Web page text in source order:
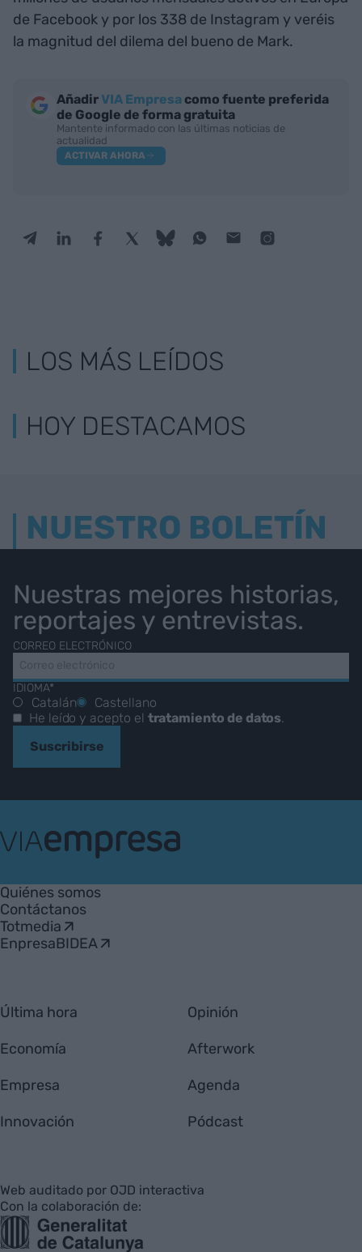
de Facebook y por los 338 de Instagram y veréis
la magnitud del dilema del bueno de Mark.
AñadirVIA Empresa como fuente preferida
de Google de forma gratuita
Mantente informado con las últimas noticias de
actualidad
ACTIVAR AHORA
LOS MÁS LEÍDOS
HOY DESTACAMOS
NUESTRO BOLETÍN
Nuestras mejores historias,
reportajes y entrevistas.
CORREO ELECTRÓNICO
IDIOMA*
Catalán
Castellano
He leído y acepto el tratamiento de datos.
Suscribirse
Empresa
Quiénes somos
Contáctanos
Totmedia
EnpresaBIDEA
Última hora
Economía
Empresa
Innovación
Opinión
Afterwork
Agenda
Pódcast
Web auditado por OJD interactiva
Con la colaboración de: